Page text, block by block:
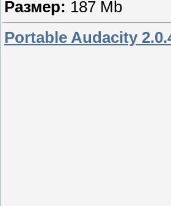
Размер: 187 Mb
Portable Audacity